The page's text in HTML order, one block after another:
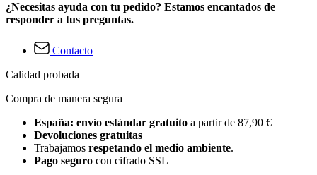
¿Necesitas ayuda con tu pedido? Estamos encantados de
responder a tus preguntas.
Contacto
Calidad probada
Compra de manera segura
España: envío estándar gratuito a partir de 87,90 €
Devoluciones gratuitas
Trabajamos respetando el medio ambiente.
Pago seguro con cifrado SSL